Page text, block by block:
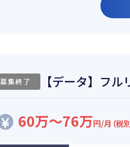
募集終了 【データ】フ
60万～76万円/月（税別